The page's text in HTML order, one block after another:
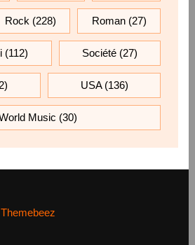
Rock(228) Roman(27)
(112) Société(27)
USA(136)
Music (30)
Themebeez